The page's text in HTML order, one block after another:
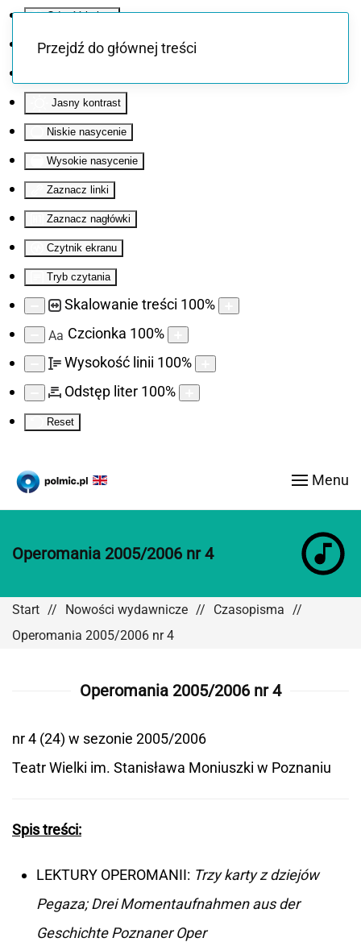
Odwróć kolory
Monochromatyczny
Jasny kontrast
Niskie nasycenie
Wysokie nasycenie
Zaznacz linki
Zaznacz nagłówki
Czytnik ekranu
Tryb czytania
Skalowanie treści 100%
Aa Czcionka 100%
Wysokość linii 100%
Odstęp liter 100%
Reset
Przejdź do głównej treści
Menu
Operomania 2005/2006 nr 4
Start Nowości wydawnicze
Czasopisma
Operomania 2005/2006 nr 4
Operomania 2005/2006 nr 4
nr 4 (24) w sezonie 2005/2006
Teatr Wielki im. Stanisława Moniuszki w Poznaniu
Spis treści:
LEKTURY OPEROMANII: Trzy karty z dziejów
Pegaza; Drei Momentaufnahmen aus der
Geschichte Poznaner Oper